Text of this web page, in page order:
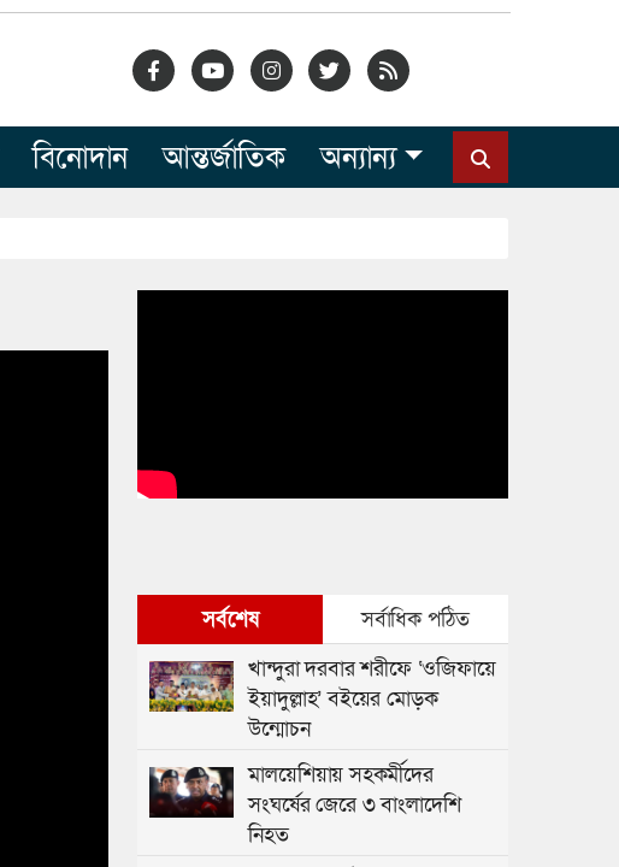
বিনোদান আন্তর্জাতিক অন্যান্য
সর্বশেষ
সর্বাধিক পঠিত
খান্দুরা দরবার শরীফে ‘ওজিফায়ে
ইয়াদুল্লাহ’ বইয়ের মোড়ক
উন্মোচন
মালয়েশিয়ায় সহকর্মীদের
সংঘর্ষের জেরে ৩ বাংলাদেশি
নিহত